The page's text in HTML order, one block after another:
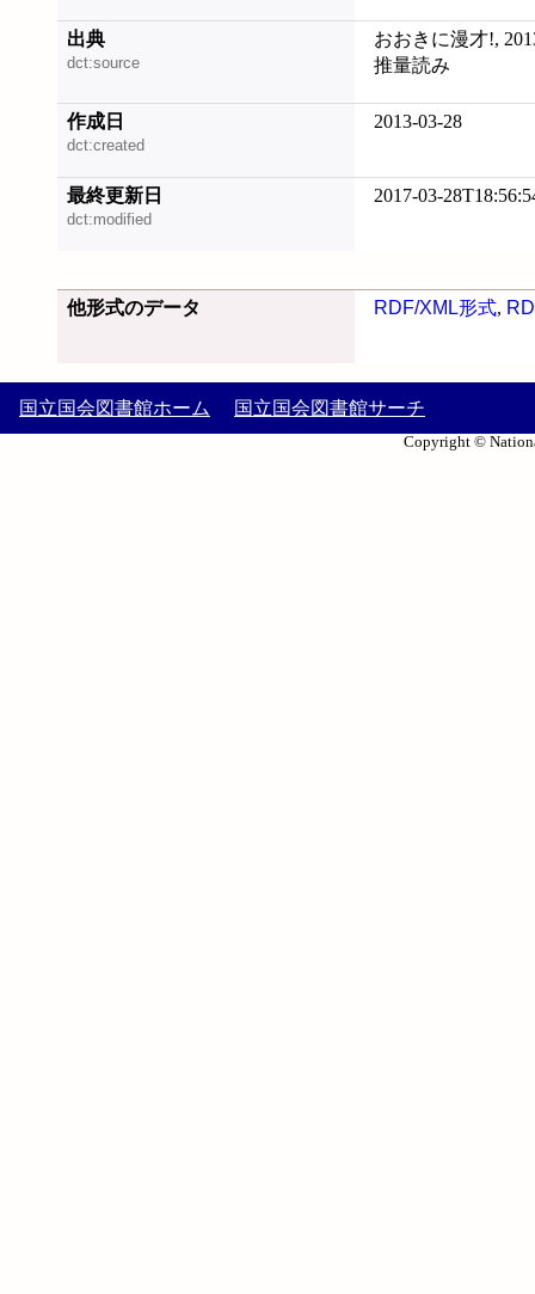
出典
dct:source
おおきに漫才!,
推量読み
作成日
dct:created
2013-03-28
最終更新日
dct:modified
2017-03-
他形式のデータ RDF/XML形式,
国立国会図書館ホーム 国立国会図書館サーチ
Copyright ©